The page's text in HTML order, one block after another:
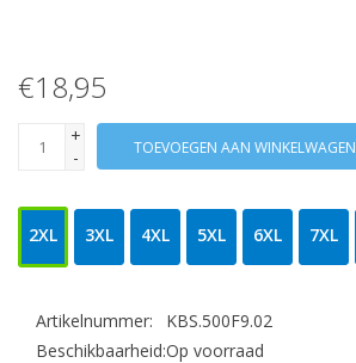
€18,95
+
-
TOEVOEGEN AAN WINKELWAGEN
2XL 3XL 4XL 5XL 6XL 7XL
Artikelnummer:
KBS.500F9.02
Beschikbaarheid:Op voorraad